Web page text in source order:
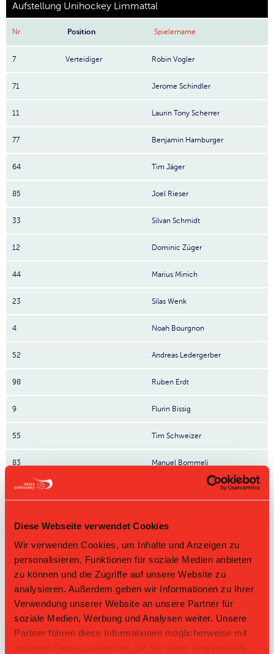
Diese Webseite verwendet Cookies
Wir verwenden Cookies, um Inhalte und Anzeigen zu
personalisieren, Funktionen für soziale Medien anbieten
zu können und die Zugriffe auf unsere Website zu
analysieren. Außerdem geben wir Informationen zu Ihrer
Verwendung unserer Website an unsere Partner für
soziale Medien, Werbung und Analysen weiter. Unsere
Partner führen diese Informationen möglicherweise mit
weiteren Daten zusammen, die Sie ihnen bereitgestellt
Aufstellung Unihockey Limmattal
Nr Position Spielername
7 Verteidiger Robin Vogler
71 Jerome Schindler
11 Laurin Tony Scherrer
77 Benjamin Hamburger
64 Tim Jäger
85 Joel Rieser
33 Silvan Schmidt
12 Dominic Züger
44 Marius Minich
23 Silas Wenk
4 Noah Bourgnon
52 Andreas Ledergerber
98 Ruben Erdt
9 Flurin Bissig
55 Tim Schweizer
83 Manuel Bommeli
58
Nr: Nummer
Tabelle Junioren U21 B Gruppe 1 2024/25 per
06.08.2026
L-UPL
Men
L-UPL
HNLB DNLB andere
Rg. Team Sp TD PQ P
1 Fribourg 18 +40 2.389 43